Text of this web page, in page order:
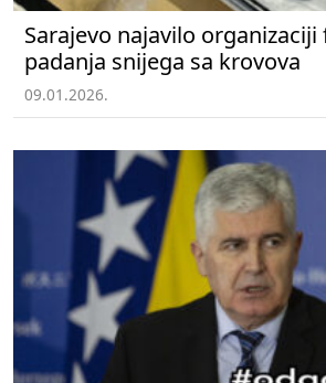
Sarajevo najavilo organizaciji
padanja snijega sa krovova
09.01.2026.